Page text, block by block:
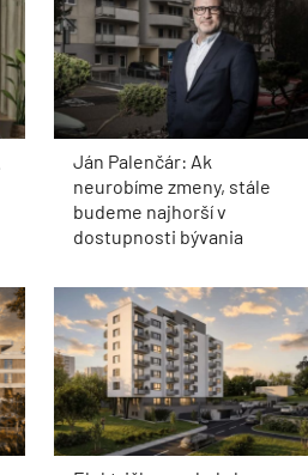
Ján Palenčár: Ak
neurobíme zmeny, stále
budeme najhorší v
dostupnosti bývania